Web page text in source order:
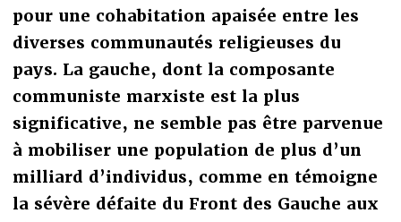
pour une cohabitation apaisée entre les
diverses communautés religieuses du
pays. La gauche, dont la composante
communiste marxiste est la plus
significative, ne semble pas être parvenue
à mobiliser une population de plus d’un
milliard d’individus, comme en témoigne
la sévère défaite du Front des Gauche aux